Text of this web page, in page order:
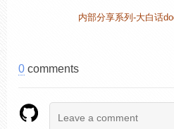
内部分享系列-大白话
0 comments